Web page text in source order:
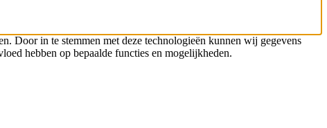
Door in te stemmen met deze technologieën kunnen wij gegevens
hebben op bepaalde functies en mogelijkheden.